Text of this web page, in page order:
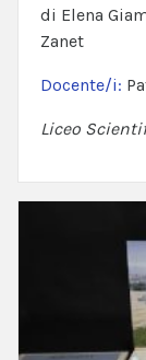
di Elena
Zanet
Docente/i:
Liceo